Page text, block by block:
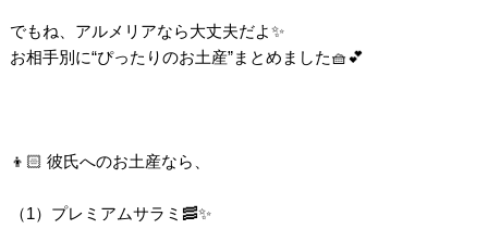
でもね、アルメリアなら大丈夫だよ✨
お相手別に“ぴったりのお土産”まとめました🧺💕
👦🏻 彼氏へのお土産なら、
（1）プレミアムサラミ🥓✨